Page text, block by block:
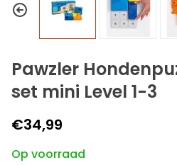
Pawzler
set mini Level 1-3
€34,99
Op voorraad